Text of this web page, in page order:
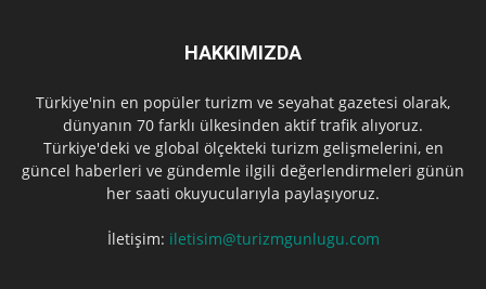
HAKKIMIZDA
Türkiye'nin en popüler turizm ve seyahat gazetesi olarak,
dünyanın 70 farklı ülkesinden aktif trafik alıyoruz.
Türkiye'deki ve global ölçekteki turizm gelişmelerini, en
güncel haberleri ve gündemle ilgili değerlendirmeleri günün
her saati okuyucularıyla paylaşıyoruz.
İletişim: iletisim@turizmgunlugu.com